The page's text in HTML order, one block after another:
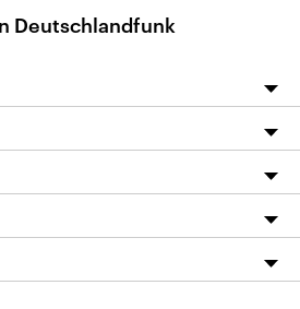
Deutschlandfunk
dlf.de
App